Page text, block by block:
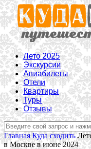
Лето 2025
Экскурсии
Авиабилеты
Отели
Квартиры
Туры
Отзывы
Главная Куда сходить
в Москве в июне 2024